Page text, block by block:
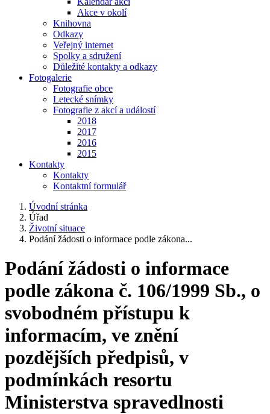
Akce v okolí
Knihovna
Odkazy
Veřejný internet
Spolky a sdružení
Důležité kontakty a odkazy
Fotogalerie
Fotografie obce
Letecké snímky
Fotografie z akcí a událostí
2018
2017
2016
2015
Kontakty
Kontakty
Kontaktní formulář
Úvodní stránka
Úřad
Životní situace
Podání žádosti o informace podle zákona...
Podání žádosti o informace
podle zákona č. 106/1999 Sb., o
svobodném přístupu k
informacím, ve znění
pozdějších předpisů, v
podmínkách resortu
Ministerstva spravedlnosti